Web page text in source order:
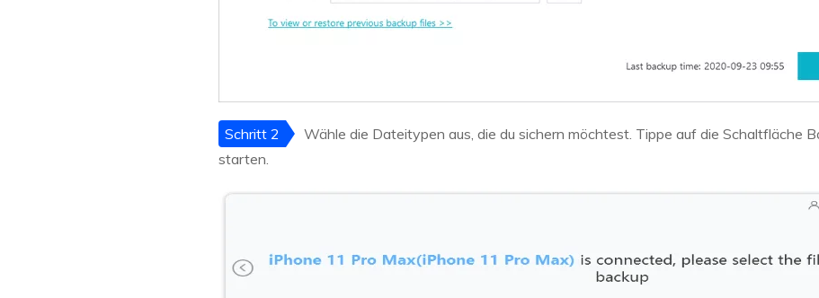
Schritt 2
Wähle die Dateitypen aus, die du sichern möchtest. Tippe auf die Schaltfläche
starten.